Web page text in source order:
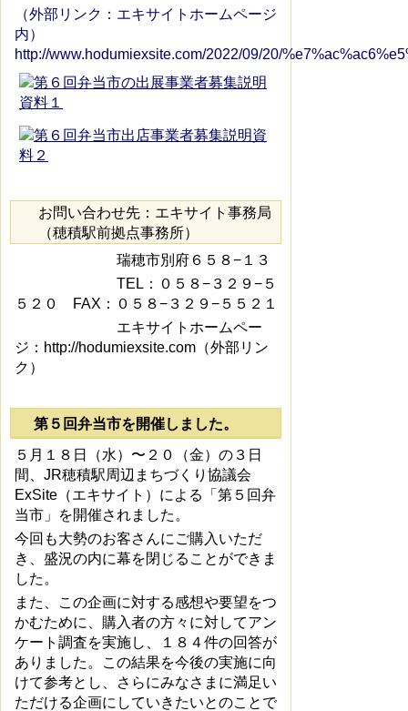
（外部リンク：エキサイトホームページ
内）
http://www.hodumiexsite.com/2022/09/20/
お問い合わせ先：エキサイト事務局
（穂積駅前拠点事務所）
瑞穂市別府６５８−１３
TEL：０５８−３２９−５
５２０ FAX：０５８−３２９−５５２１
エキサイトホームペー
ジ：http://hodumiexsite.com（外部リン
ク）
第５回弁当市を開催しました。
５月１８日（水）〜２０（金）の３日
間、JR穂積駅周辺まちづくり協議会
ExSite（エキサイト）による「第５回弁
当市」を開催されました。
今回も大勢のお客さんにご購入いただ
き、盛況の内に幕を閉じることができま
した。
また、この企画に対する感想や要望をつ
かむために、購入者の方々に対してアン
ケート調査を実施し、１８４件の回答が
ありました。この結果を今後の実施に向
けて参考とし、さらにみなさまに満足い
ただける企画にしていきたいとのことで